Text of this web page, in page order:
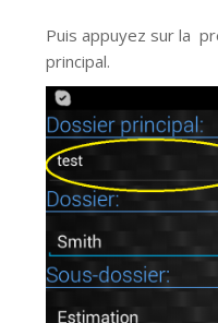
Puis appuyez sur la
principal.